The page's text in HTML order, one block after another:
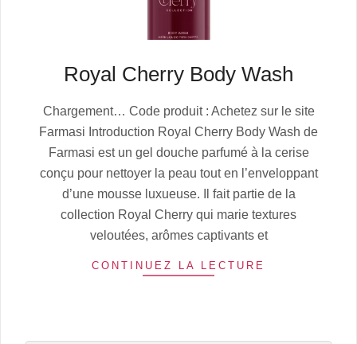
Royal Cherry Body Wash
10-
12
Chargement… Code produit : Achetez sur le site
Farmasi Introduction Royal Cherry Body Wash de
Farmasi est un gel douche parfumé à la cerise
conçu pour nettoyer la peau tout en l’enveloppant
d’une mousse luxueuse. Il fait partie de la
collection Royal Cherry qui marie textures
veloutées, arômes captivants et
CONTINUEZ LA LECTURE